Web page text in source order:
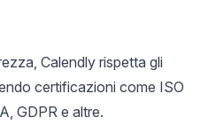
Calendly rispetta gli
certificazioni come ISO
GDPR e altre.